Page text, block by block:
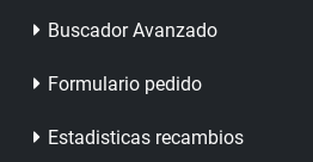
Buscador Avanzado
Formulario pedido
Estadisticas recambios